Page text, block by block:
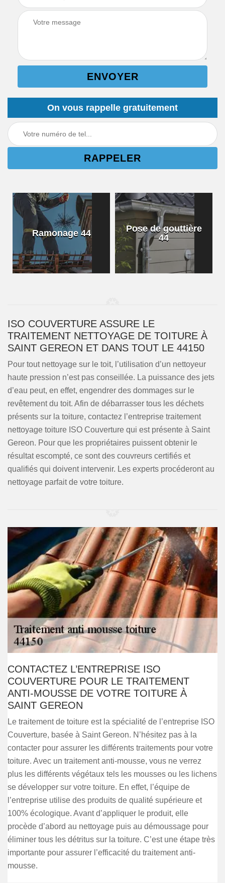
On vous rappelle gratuitement
Ramonage 44
Pose de gouttière
44
ISO COUVERTURE ASSURE LE
TRAITEMENT NETTOYAGE DE TOITURE À
SAINT GEREON ET DANS TOUT LE 44150
Pour tout nettoyage sur le toit, l’utilisation d’un nettoyeur
haute pression n’est pas conseillée. La puissance des jets
d’eau peut, en effet, engendrer des dommages sur le
revêtement du toit. Afin de débarrasser tous les déchets
présents sur la toiture, contactez l’entreprise traitement
nettoyage toiture ISO Couverture qui est présente à Saint
Gereon. Pour que les propriétaires puissent obtenir le
résultat escompté, ce sont des couvreurs certifiés et
qualifiés qui doivent intervenir. Les experts procéderont au
nettoyage parfait de votre toiture.
CONTACTEZ L’ENTREPRISE ISO
COUVERTURE POUR LE TRAITEMENT
ANTI-MOUSSE DE VOTRE TOITURE À
SAINT GEREON
Le traitement de toiture est la spécialité de l’entreprise ISO
Couverture, basée à Saint Gereon. N’hésitez pas à la
contacter pour assurer les différents traitements pour votre
toiture. Avec un traitement anti-mousse, vous ne verrez
plus les différents végétaux tels les mousses ou les lichens
se développer sur votre toiture. En effet, l’équipe de
l’entreprise utilise des produits de qualité supérieure et
100% écologique. Avant d’appliquer le produit, elle
procède d’abord au nettoyage puis au démoussage pour
éliminer tous les détritus sur la toiture. C’est une étape très
importante pour assurer l’efficacité du traitement anti-
mousse.